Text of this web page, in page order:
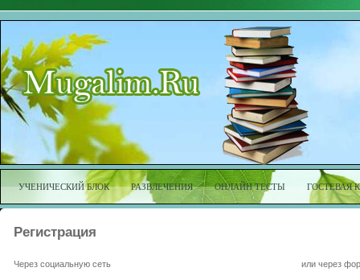
УЧЕНИЧЕСКИЙ БЛОК РАЗВЛЕЧЕНИЯ ОНЛАЙН ТЕСТЫ ГОСТЕВАЯ
Регистрация
Через социальную сеть или через